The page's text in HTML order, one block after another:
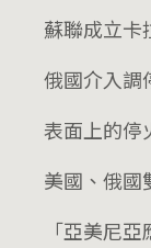
蘇聯成立卡
俄國介入調
表面上的停
美國、俄國
「亞美尼